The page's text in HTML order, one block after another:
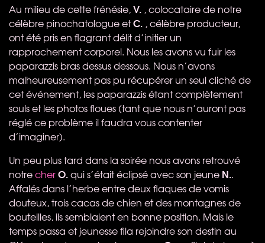
Au milieu de cette frénésie,V. , colocataire de notre
célèbre pinochatologue etC. , célèbre producteur,
ont été pris en flagrant délit d’initier un
rapprochement corporel. Nous les avons vu fuir les
paparazzis bras dessus dessous. Nous n’avons
malheureusement pas pu récupérer un seul cliché de
cet événement, les paparazzis étant complètement
souls et les photos floues (tant que nous n’auront pas
réglé ce problème il faudra vous contenter
d’imaginer).
Un peu plus tard dans la soirée nous avons retrouvé
notrecherO.qui s’était éclipsé avec son jeune N..
Affalés dans l’herbe entre deux flaques de vomis
douteux, trois cacas de chien et des montagnes de
bouteilles, ils semblaient en bonne position. Mais le
temps passa et jeunesse fila rejoindre son destin au